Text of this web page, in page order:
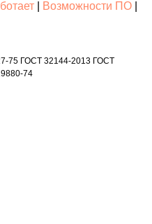
Возможности ПО
75 ГОСТ 32144-2013 ГОСТ
74